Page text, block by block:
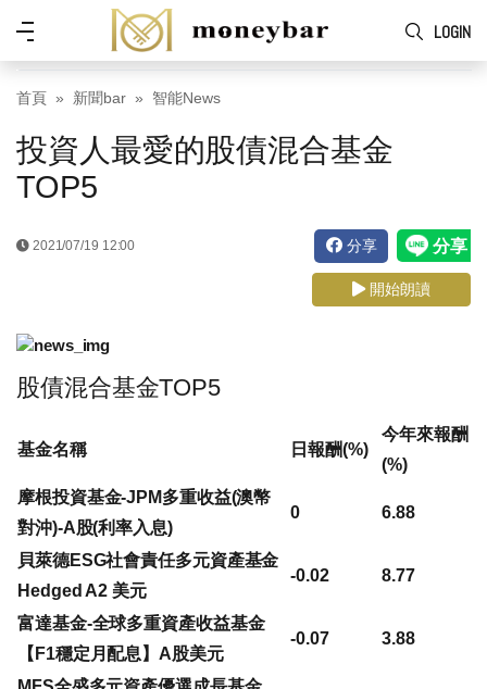
Skip to main content
LOGIN
功
能
表
首頁 新聞bar 智能News
投資人最愛的股債混合基金
TOP5
2021/07/19 12:00 分享
開始朗讀
股債混合基金TOP5
基金名稱 日報酬(%)
今年來報酬
(%)
摩根投資基金-JPM多重收益(澳幣
對沖)-A股(利率入息)
0 6.88
貝萊德ESG社會責任多元資產基金
Hedged A2 美元
-0.02 8.77
富達基金-全球多重資產收益基金
【F1穩定月配息】A股美元
-0.07 3.88